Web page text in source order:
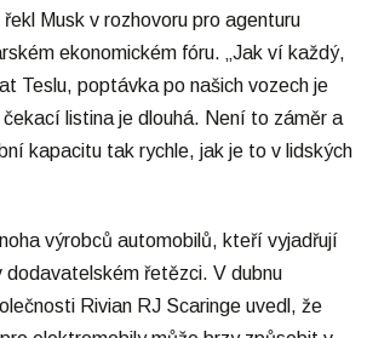
Musk v rozhovoru pro agenturu
ekonomickém fóru. „Jak ví každý,
Teslu, poptávka po našich vozech je
listina je dlouhá. Není to záměr a
kapacitu tak rychle, jak je to v lidských
výrobců automobilů, kteří vyjadřují
dodavatelském řetězci. V dubnu
Rivian RJ Scaringe uvedl, že